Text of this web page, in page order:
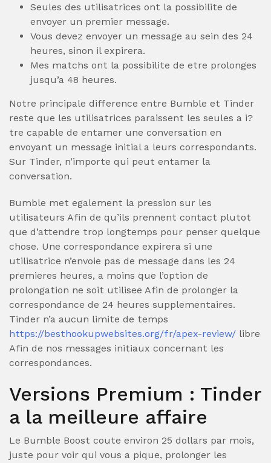
Seules des utilisatrices ont la possibilite de
envoyer un premier message.
Vous devez envoyer un message au sein des 24
heures, sinon il expirera.
Mes matchs ont la possibilite de etre prolonges
jusqu’a 48 heures.
Notre principale difference entre Bumble et Tinder
reste que les utilisatrices paraissent les seules a i?
tre capable de entamer une conversation en
envoyant un message initial a leurs correspondants.
Sur Tinder, n’importe qui peut entamer la
conversation.
Bumble met egalement la pression sur les
utilisateurs Afin de qu’ils prennent contact plutot
que d’attendre trop longtemps pour penser quelque
chose. Une correspondance expirera si une
utilisatrice n’envoie pas de message dans les 24
premieres heures, a moins que l’option de
prolongation ne soit utilisee Afin de prolonger la
correspondance de 24 heures supplementaires.
Tinder n’a aucun limite de temps
https://besthookupwebsites.org/fr/apex-review/ libre
Afin de nos messages initiaux concernant les
correspondances.
Versions Premium : Tinder
a la meilleure affaire
Le Bumble Boost coute environ 25 dollars par mois,
juste pour voir qui vous a pique, prolonger les